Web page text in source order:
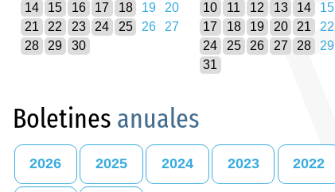
14
15 16 17 18 19
20
21
22 23 24 25 26
27
28
29 30
10
11 12 13 14 15
17
18 19 20 21 22
24
25 26 27 28 29
31
Boletines anuales
2026 2025 2024 2023 2022